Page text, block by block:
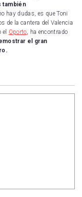
también
hay dudas, es que Toni
de la cantera del Valencia
el Oporto , ha encontrado
el gran